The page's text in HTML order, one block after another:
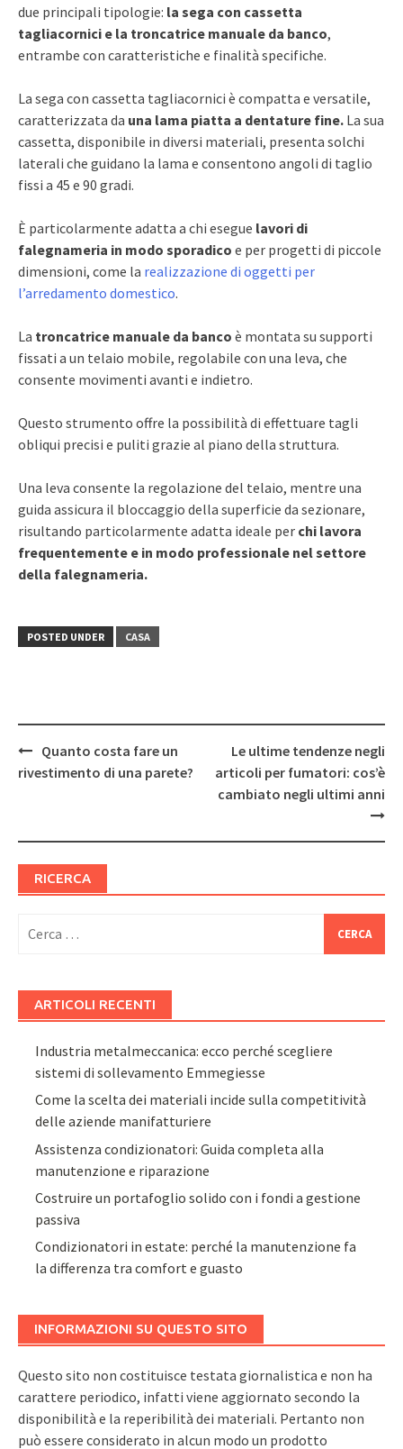
due principali tipologie: la sega con cassetta
tagliacornici e la troncatrice manuale da banco,
entrambe con caratteristiche e finalità specifiche.
La sega con cassetta tagliacornici è compatta e versatile,
caratterizzata da una lama piatta a dentature fine. La sua
cassetta, disponibile in diversi materiali, presenta solchi
laterali che guidano la lama e consentono angoli di taglio
fissi a 45 e 90 gradi.
È particolarmente adatta a chi esegue lavori di
falegnameria in modo sporadico e per progetti di piccole
dimensioni, come la realizzazione di oggetti per
l’arredamento domestico.
La troncatrice manuale da banco è montata su supporti
fissati a un telaio mobile, regolabile con una leva, che
consente movimenti avanti e indietro.
Questo strumento offre la possibilità di effettuare tagli
obliqui precisi e puliti grazie al piano della struttura.
Una leva consente la regolazione del telaio, mentre una
guida assicura il bloccaggio della superficie da sezionare,
risultando particolarmente adatta ideale per chi lavora
frequentemente e in modo professionale nel settore
della falegnameria.
POSTED UNDER CASA
Post
navigation
Quanto costa fare un
rivestimento di una parete?
Le ultime tendenze negli
articoli per fumatori: cos’è
cambiato negli ultimi anni
RICERCA
per:
ARTICOLI RECENTI
Industria metalmeccanica: ecco perché scegliere
sistemi di sollevamento Emmegiesse
Come la scelta dei materiali incide sulla competitività
delle aziende manifatturiere
Assistenza condizionatori: Guida completa alla
manutenzione e riparazione
Costruire un portafoglio solido con i fondi a gestione
passiva
Condizionatori in estate: perché la manutenzione fa
la differenza tra comfort e guasto
INFORMAZIONI SU QUESTO SITO
Questo sito non costituisce testata giornalistica e non ha
carattere periodico, infatti viene aggiornato secondo la
disponibilità e la reperibilità dei materiali. Pertanto non
può essere considerato in alcun modo un prodotto